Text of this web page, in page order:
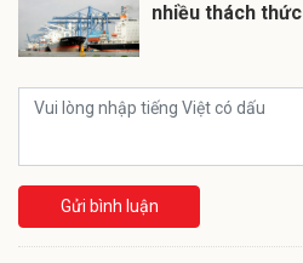
nhiều thách thức
Gửi bình luận